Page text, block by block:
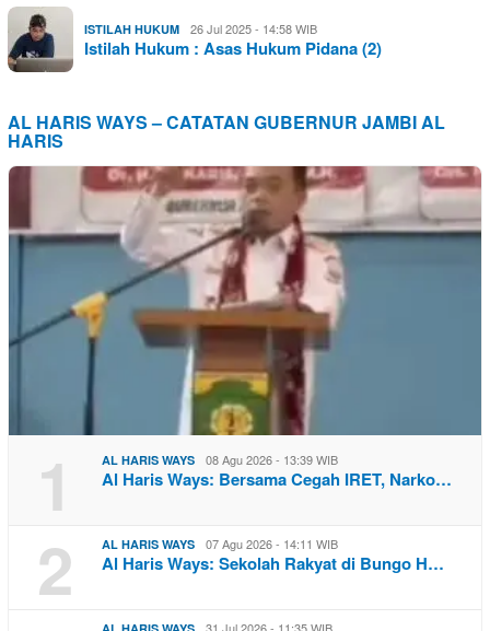
ISTILAH HUKUM 26 Jul 2025 - 14:58 WIB
Istilah Hukum : Asas Hukum Pidana (2)
AL HARIS WAYS – CATATAN GUBERNUR JAMBI AL
HARIS
1 AL HARIS WAYS 08 Agu 2026 - 13:39 WIB
Al Haris Ways: Bersama Cegah IRET, Narko…
2 AL HARIS WAYS 07 Agu 2026 - 14:11 WIB
Al Haris Ways: Sekolah Rakyat di Bungo H…
31 Jul 2026 - 11:35 WIB